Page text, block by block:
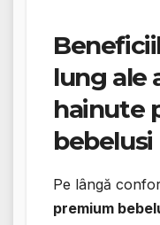
lung ale
hainute
bebelusi
Pe lângă
premium